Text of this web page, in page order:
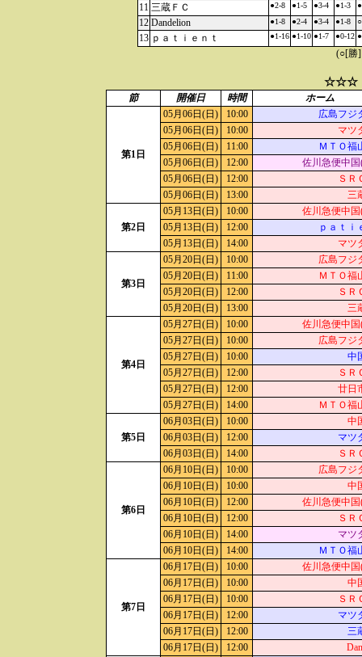
11 三蔵ＦＣ ●2-8 ●1-5 ●3-4 ●1-3
12 Dandelion ●1-8 ●2-4 ●3-4 ●1-8
13 ｐａｔｉｅｎｔ ●1-16 ●1-10 ●1-7 ●0-12
(○[勝
☆☆☆
節 開催日 時間 ホーム
第1日
05月06日(日) 10:00
広島フジ
05月06日(日)
10:00
マツ
05月06日(日)
11:00
ＭＴＯ福
05月06日(日)
12:00
佐川急便中
05月06日(日)
12:00
ＳＲ
05月06日(日)
13:00 三
第2日
05月13日(日) 10:00
佐川急便中
05月13日(日)
12:00
ｐａｔｉ
05月13日(日)
14:00 マツ
第3日
05月20日(日) 10:00
広島フジ
05月20日(日)
11:00
ＭＴＯ福
05月20日(日)
12:00
ＳＲ
05月20日(日)
13:00 三
第4日
05月27日(日) 10:00
佐川急便中
05月27日(日)
10:00
広島フジ
05月27日(日)
10:00
中
05月27日(日)
12:00
ＳＲ
05月27日(日)
12:00
廿日
05月27日(日)
14:00 ＭＴＯ福
第5日
06月03日(日) 10:00
中
06月03日(日)
12:00
マツ
06月03日(日)
14:00 ＳＲ
第6日
06月10日(日) 10:00
広島フジ
06月10日(日)
10:00
中
06月10日(日)
12:00
佐川急便中
06月10日(日)
12:00
ＳＲ
06月10日(日)
14:00
マツ
06月10日(日)
14:00 ＭＴＯ福
第7日
06月17日(日) 10:00
佐川急便中
06月17日(日)
10:00
中
06月17日(日)
10:00
ＳＲ
06月17日(日)
12:00
マツ
06月17日(日)
12:00
三
06月17日(日)
12:00